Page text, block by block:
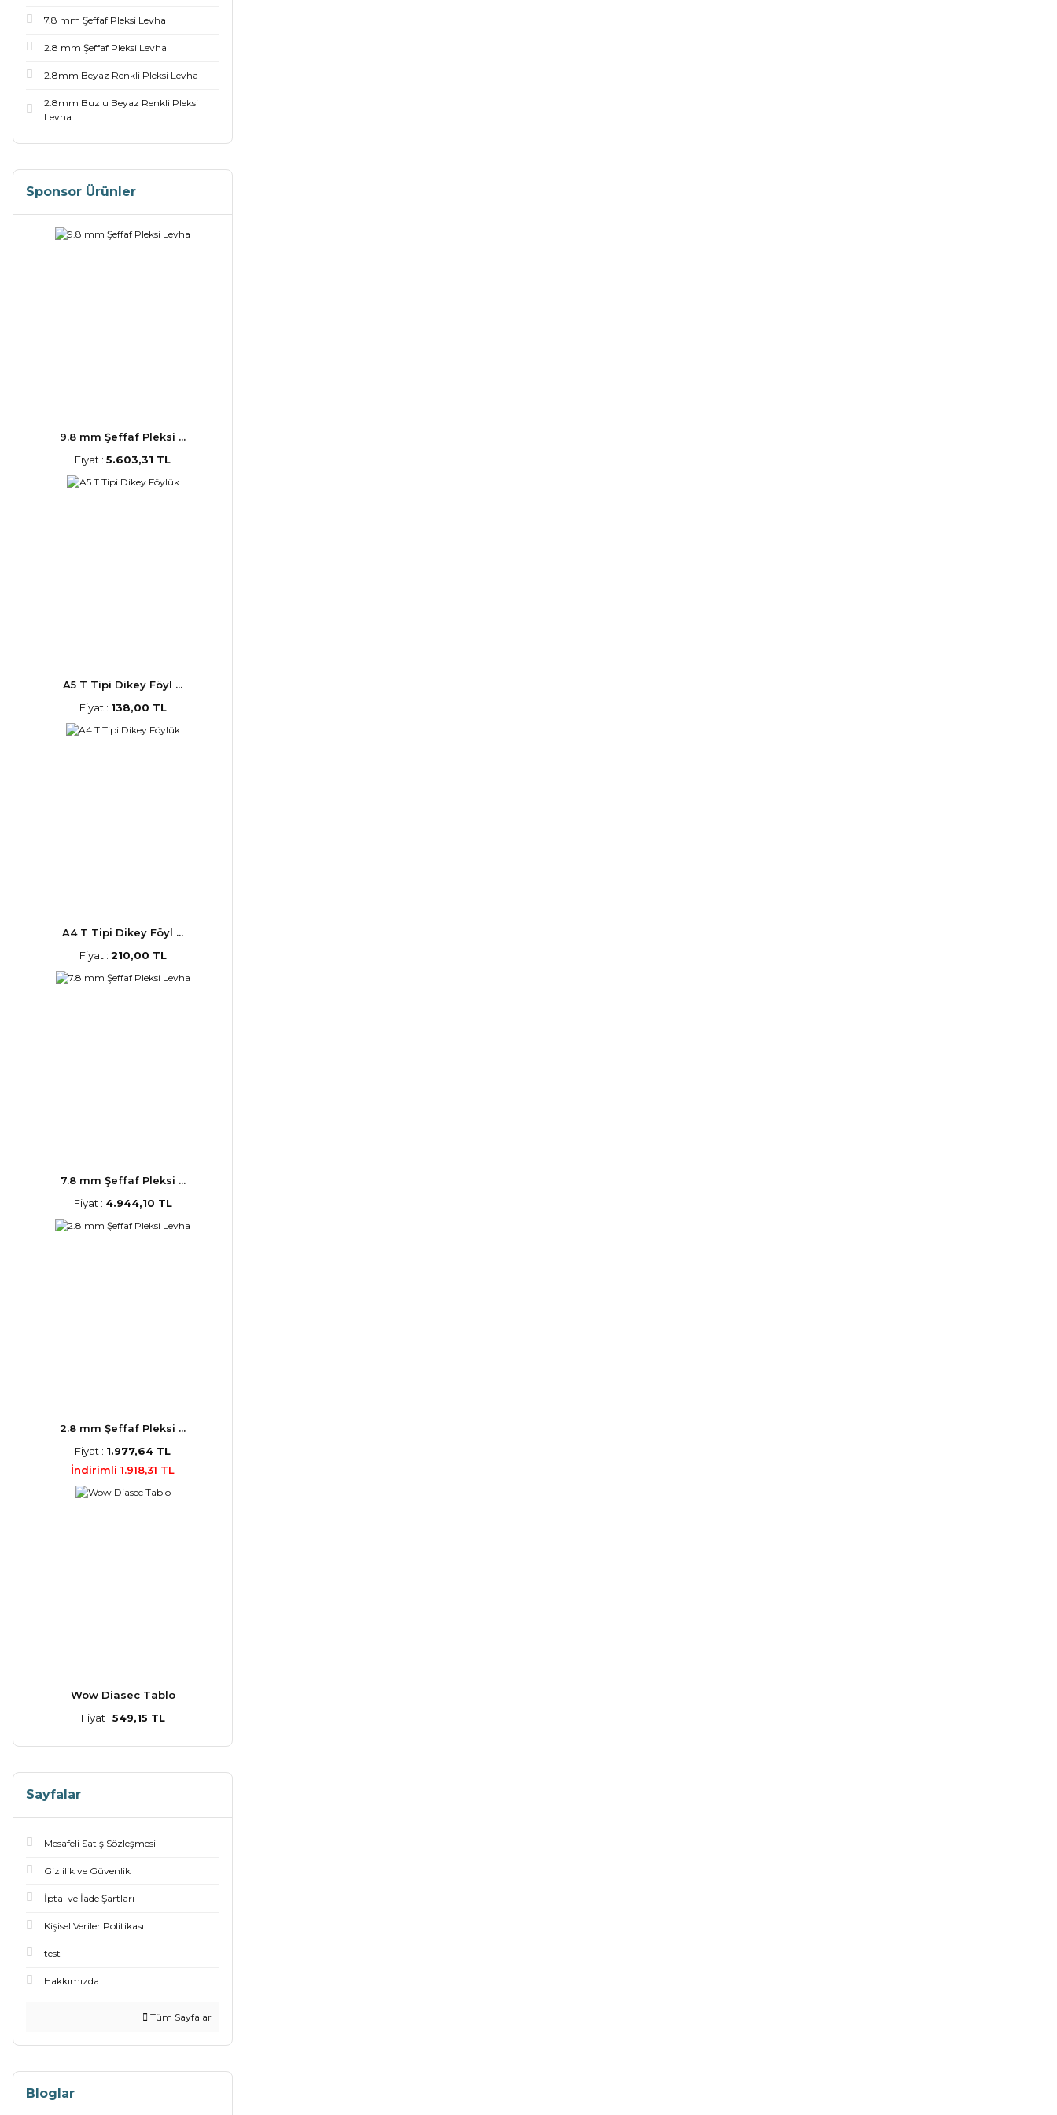
7.8 mm Şeffaf Pleksi Levha
2.8 mm Şeffaf Pleksi Levha
2.8mm Beyaz Renkli Pleksi Levha
2.8mm Buzlu Beyaz Renkli Pleksi
Levha
Sponsor Ürünler
9.8 mm Şeffaf Pleksi ...
Fiyat : 5.603,31 TL
A5 T Tipi Dikey Föyl ...
Fiyat : 138,00 TL
A4 T Tipi Dikey Föyl ...
Fiyat : 210,00 TL
7.8 mm Şeffaf Pleksi ...
Fiyat : 4.944,10 TL
2.8 mm Şeffaf Pleksi ...
Fiyat : 1.977,64 TL
İndirimli 1.918,31 TL
Wow Diasec Tablo
Fiyat : 549,15 TL
Sayfalar
Mesafeli Satış Sözleşmesi
Gizlilik ve Güvenlik
İptal ve İade Şartları
Kişisel Veriler Politikası
test
Hakkımızda
Tüm Sayfalar
Bloglar